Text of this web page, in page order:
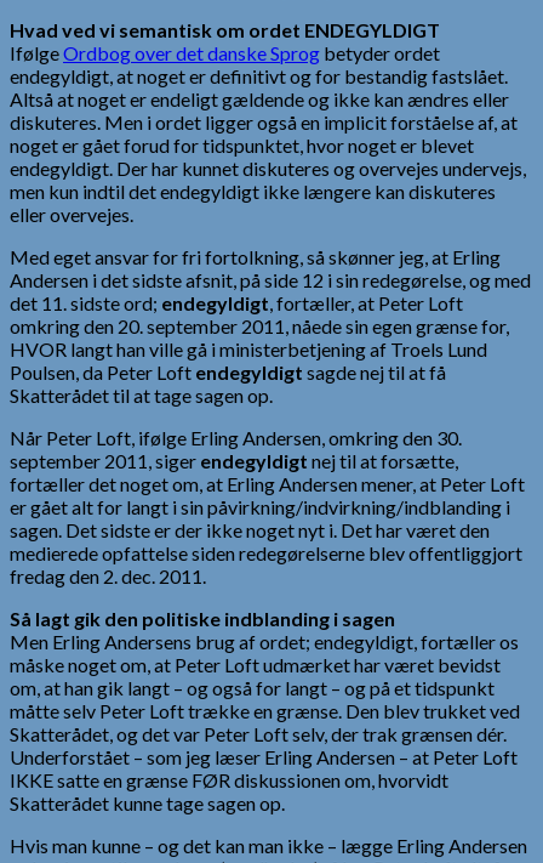
Hvad ved vi semantisk om ordet ENDEGYLDIGT
IfølgeOrdbog over det danske Sprog betyder ordet
endegyldigt, at noget er definitivt og for bestandig fastslået.
Altså at noget er endeligt gældende og ikke kan ændres eller
diskuteres. Men i ordet ligger også en implicit forståelse af, at
noget er gået forud for tidspunktet, hvor noget er blevet
endegyldigt. Der har kunnet diskuteres og overvejes undervejs,
men kun indtil det endegyldigt ikke længere kan diskuteres
eller overvejes.
Med eget ansvar for fri fortolkning, så skønner jeg, at Erling
Andersen i det sidste afsnit, på side 12 i sin redegørelse, og med
det 11. sidste ord; endegyldigt, fortæller, at Peter Loft
omkring den 20. september 2011, nåede sin egen grænse for,
HVOR langt han ville gå i ministerbetjening af Troels Lund
Poulsen, da Peter Loft endegyldigt sagde nej til at få
Skatterådet til at tage sagen op.
Når Peter Loft, ifølge Erling Andersen, omkring den 30.
september 2011, siger endegyldigt nej til at forsætte,
fortæller det noget om, at Erling Andersen mener, at Peter Loft
er gået alt for langt i sin påvirkning/indvirkning/indblanding i
sagen. Det sidste er der ikke noget nyt i. Det har været den
medierede opfattelse siden redegørelserne blev offentliggjort
fredag den 2. dec. 2011.
Så lagt gik den politiske indblanding i sagen
Men Erling Andersens brug af ordet; endegyldigt, fortæller os
måske noget om, at Peter Loft udmærket har været bevidst
om, at han gik langt – og også for langt – og på et tidspunkt
måtte selv Peter Loft trække en grænse. Den blev trukket ved
Skatterådet, og det var Peter Loft selv, der trak grænsen dér.
Underforstået – som jeg læser Erling Andersen – at Peter Loft
IKKE satte en grænse FØR diskussionen om, hvorvidt
Skatterådet kunne tage sagen op.
Hvis man kunne – og det kan man ikke – lægge Erling Andersen